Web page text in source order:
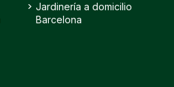
Jardinería a domicilio
Barcelona